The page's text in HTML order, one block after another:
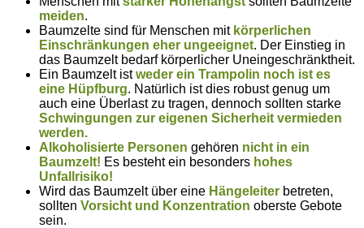
meiden.
Baumzelte sind für Menschen mit körperlichen
Einschränkungen eher ungeeignet. Der Einstieg in
das Baumzelt bedarf körperlicher Uneingeschränktheit.
Ein Baumzelt istweder ein Trampolin noch ist es
eine Hüpfburg. Natürlich ist dies robust genug um
auch eine Überlast zu tragen, dennoch sollten starke
Schwingungen zur eigenen Sicherheit vermieden
werden.
Alkoholisierte Personen gehören nicht in ein
Baumzelt! Es besteht ein besonders hohes
Unfallrisiko!
Wird das Baumzelt über eine Hängeleiter betreten,
sollten Vorsicht und Konzentration oberste Gebote
sein.